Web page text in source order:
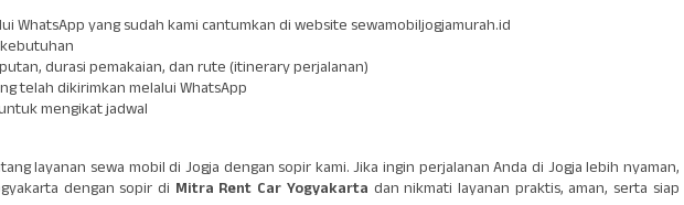
WhatsApp yang sudah kami cantumkan di website sewamobiljogjamurah.id
durasi pemakaian, dan rute (itinerary perjalanan)
telah dikirimkan melalui WhatsApp
mengikat jadwal
layanan sewa mobil di Jogja dengan sopir kami. Jika ingin perjalanan Anda di Jogja lebih nyaman,
dengan sopir di Mitra Rent Car Yogyakarta dan nikmati layanan praktis, aman, serta siap